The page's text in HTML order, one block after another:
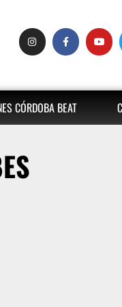
CÓRDOBA BEAT